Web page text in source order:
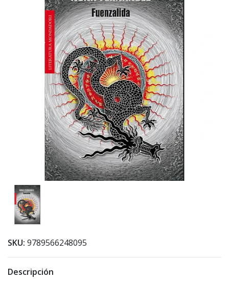
SKU: 9789566248095
Descripción